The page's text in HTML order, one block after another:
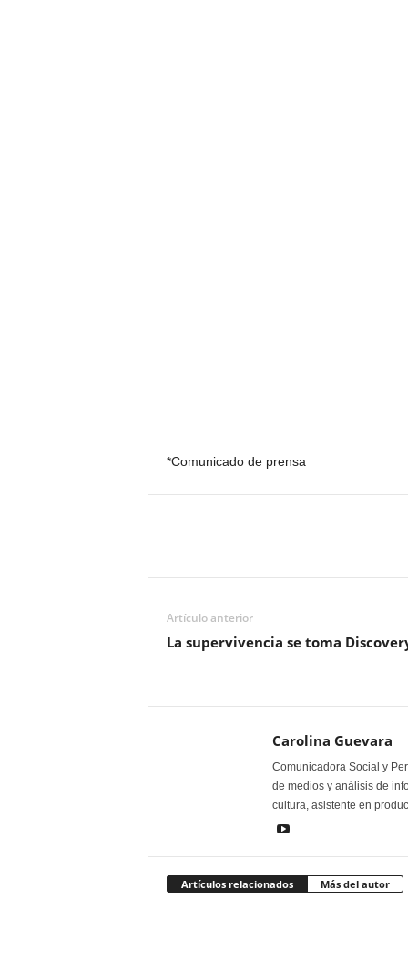
*Comunicado de prensa
Artículo anterior
La supervivencia se toma
Carolina Guevara
Comunicadora Social y
de medios y análisis de
cultura, asistente en
Artículos relacionados Más del autor